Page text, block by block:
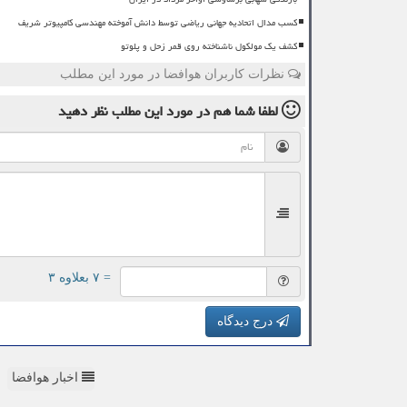
کسب مدال اتحادیه جهانی ریاضی توسط دانش آموخته مهندسی کامپیوتر شریف
کشف یک مولکول ناشناخته روی قمر زحل و پلوتو
نظرات کاربران هوافضا در مورد این مطلب
لطفا شما همدر مورد این مطلبنظر دهید
= ۷ بعلاوه ۳
درج دیدگاه
اخبار هوافضا